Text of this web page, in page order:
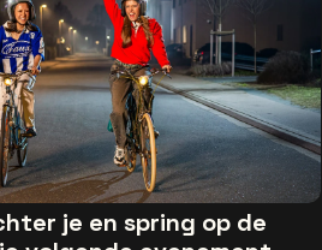
je en spring op de